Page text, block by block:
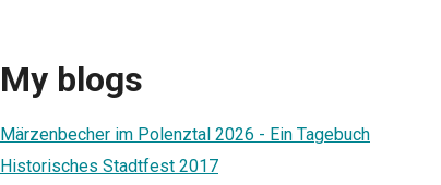
My blogs
Märzenbecher im Polenztal 2026 - Ein Tagebuch
Historisches Stadtfest 2017